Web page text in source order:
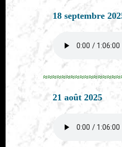
18 septembre
21 août 2025